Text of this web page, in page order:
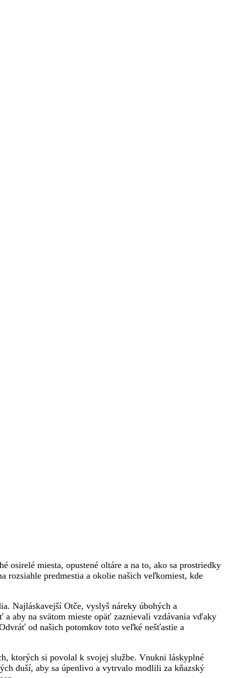
osirelé miesta, opustené oltáre a na to, ako sa prostriedky
rozsiahle predmestia a okolie našich veľkomiest, kde
Najláskavejší Otče, vyslyš náreky úbohých a
aby na svätom mieste opäť zaznievali vzdávania vďaky
od našich potomkov toto veľké nešťastie a
ktorých si povolal k svojej službe. Vnukni láskyplné
duší, aby sa úpenlivo a vytrvalo modlili za kňazský